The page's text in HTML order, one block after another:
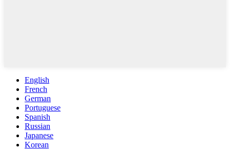
English
French
German
Portuguese
Spanish
Russian
Japanese
Korean